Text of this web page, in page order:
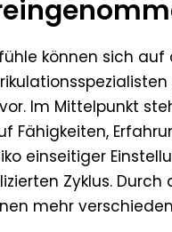
können sich auf
Im Mittelpunkt
Fähigkeiten,
einseitiger
Zyklus. Durch
mehr